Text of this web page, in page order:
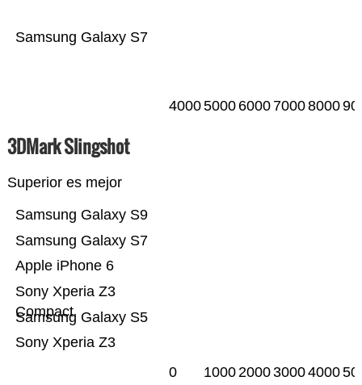
Samsung Galaxy S7
40005000 6000 70008000
3DMark Slingshot
Superior es mejor
Sony Xperia Z3
Samsung Galaxy S5
Sony Xperia Z3
Compact
Apple iPhone 6
Samsung Galaxy S7
Samsung Galaxy S9
0 1000200030004000